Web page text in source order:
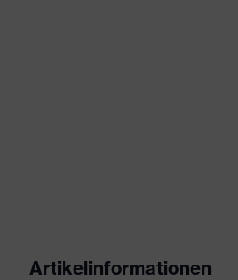
Artikelinformationen